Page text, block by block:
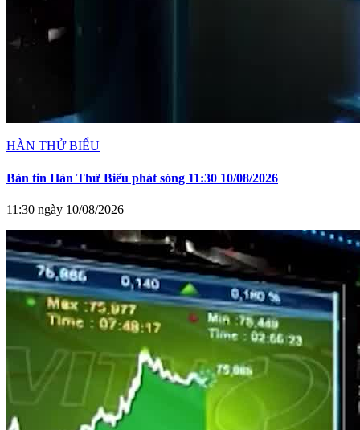
HÀN THỬ BIỂU
Bản tin Hàn Thử Biểu phát sóng 11:30 10/08/2026
11:30 ngày 10/08/2026